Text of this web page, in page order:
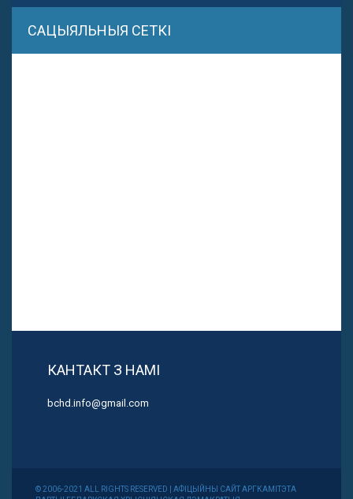
САЦЫЯЛЬНЫЯ СЕТКІ
КАНТАКТ З НАМІ
bchd.info@gmail.com
© 2006-2021 ALL RIGHTS RESERVED | АФІЦЫЙНЫ САЙТ АРГКАМІТЭТА